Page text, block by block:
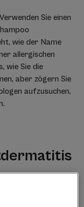
Sie einen
wie der Name
allergischen
wie Sie die
aber zögern Sie
aufzusuchen,